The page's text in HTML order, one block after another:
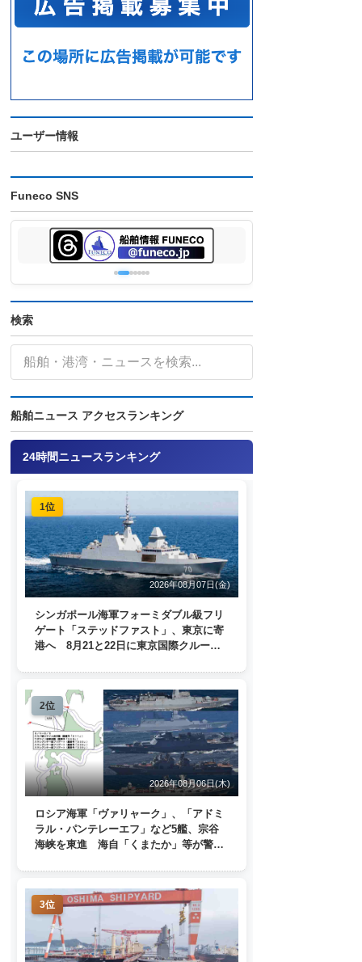
ユーザー情報
Funeco SNS
検索
船舶ニュース アクセスランキング
24時間ニュースランキング
1位
2026年08月07日(金)
シンガポール海軍フォーミダブル級フリ
ゲート「ステッドファスト」、東京に寄
港へ 8月21と22日に東京国際クルーズ
2位
2026年08月06日(木)
ロシア海軍「ヴァリャーク」、「アドミ
ラル・パンテレーエフ」など5艦、宗谷
海峡を東進 海自「くまたか」等が警戒
3位